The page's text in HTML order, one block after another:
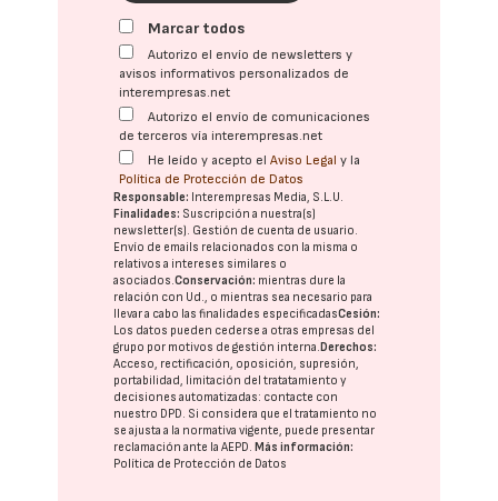
Marcar todos
Autorizo el envío de newsletters y
avisos informativos personalizados de
interempresas.net
Autorizo el envío de comunicaciones
de terceros vía interempresas.net
He leído y acepto elAviso Legal y la
Política de Protección de Datos
Responsable: Interempresas Media, S.L.U.
Finalidades: Suscripción a nuestra(s)
newsletter(s). Gestión de cuenta de usuario.
Envío de emails relacionados con la misma o
relativos a intereses similares o
asociados.Conservación: mientras dure la
relación con Ud., o mientras sea necesario para
llevar a cabo las finalidades especificadasCesión:
Los datos pueden cederse a otras empresas del
grupo por motivos de gestión interna. Derechos:
Acceso, rectificación, oposición, supresión,
portabilidad, limitación del tratatamiento y
decisiones automatizadas: contacte con
nuestro DPD. Si considera que el tratamiento no
se ajusta a la normativa vigente, puede presentar
reclamación ante laAEPD. Más información:
Política de Protección de Datos